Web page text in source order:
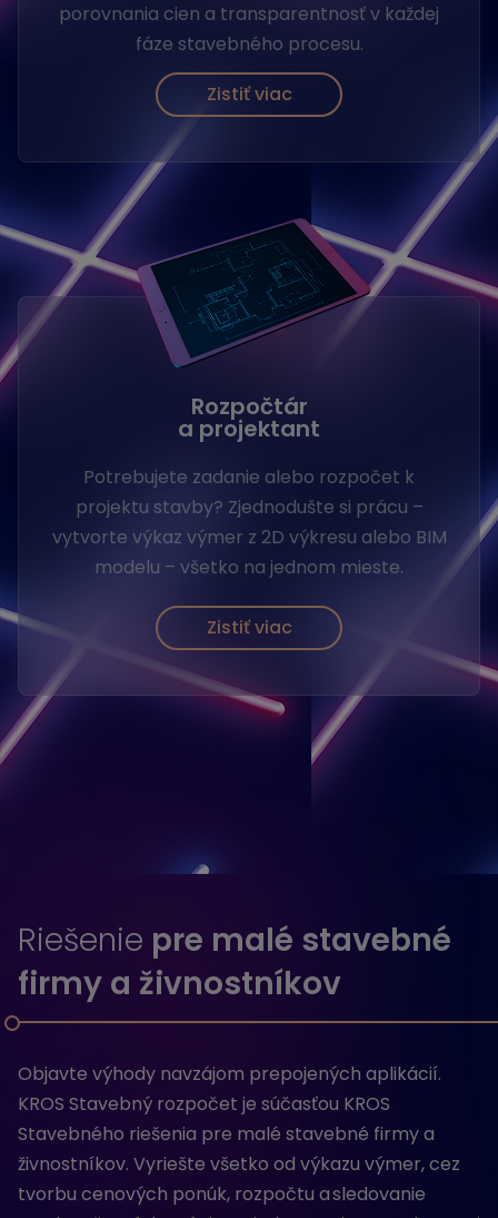
porovnania cien a transparentnosť v každej
fáze stavebného procesu.
Zistiť viac
Rozpočtár
a projektant
Potrebujete zadanie alebo rozpočet k
projektu stavby? Zjednodušte si prácu –
vytvorte výkaz výmer z 2D výkresu alebo BIM
modelu – všetko na jednom mieste.
Zistiť viac
Riešenie pre malé stavebné
firmy a živnostníkov
Objavte výhody navzájom prepojených aplikácií.
KROS Stavebný rozpočet je súčasťou KROS
Stavebného riešenia pre malé stavebné firmy a
živnostníkov. Vyriešte všetko od výkazu výmer, cez
tvorbu cenových ponúk, rozpočtu a sledovanie